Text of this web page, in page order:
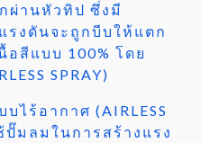
ผ่านหัวทิป ซึ่งมี
รงดันจะถูกบีบให้แตก
อสีแบบ 100% โดย
SPRAY)
ไร้อากาศ (AIRLESS
ปั๊มลมในการสร้างแรง